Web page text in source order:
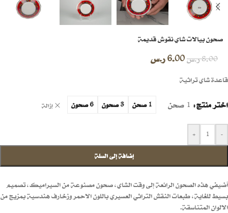
صحون بيالات شاي نقوش قديمة
8.00ر.س6.00ر.س
قاعدة شاي تراثية
اختر منتج 1 صحن 1 صحن 3 صحون 6 صحون إزالة
-
+
إضافة إلى السلة
أضيفي هذه الصحون الرائعة إلى وقت الشاي، صحون مصنوعة من السيراميك، تصميم
بسيط للغاية، طبعات النقش التراثي العسيري باللون الاحمر وزخارف هندسية بمزيج من
الالوان المتناسقة.